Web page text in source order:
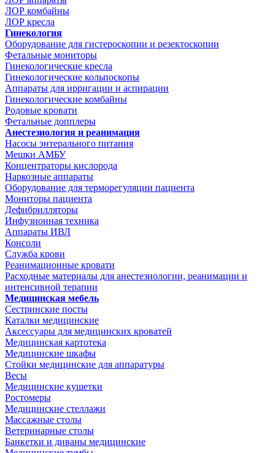
ЛОР комбайны
ЛОР кресла
Гинекология
Оборудование для гистероскопии и резектоскопии
Фетальные мониторы
Гинекологические кресла
Гинекологические кольпоскопы
Аппараты для ирригации и аспирации
Гинекологические комбайны
Родовые кровати
Фетальные допплеры
Анестезиология и реанимация
Насосы энтерального питания
Мешки АМБУ
Концентраторы кислорода
Наркозные аппараты
Оборудование для терморегуляции пациента
Мониторы пациента
Дефибрилляторы
Инфузионная техника
Аппараты ИВЛ
Консоли
Служба крови
Реанимационные кровати
Расходные материалы для анестезиологии, реанимации и
интенсивной терапии
Медицинская мебель
Сестринские посты
Каталки медицинские
Аксессуары для медицинских кроватей
Медицинская картотека
Медицинские шкафы
Стойки медицинские для аппаратуры
Весы
Медицинские кушетки
Ростомеры
Медицинские стеллажи
Массажные столы
Ветеринарные столы
Банкетки и диваны медицинские